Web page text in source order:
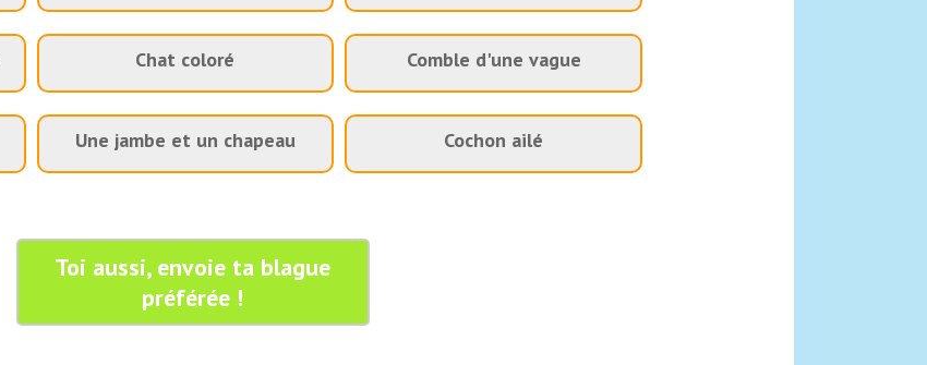
Chat coloré Comble d'une vague
Une jambe et un chapeau Cochon ailé
Toi aussi, envoie ta blague
préférée !